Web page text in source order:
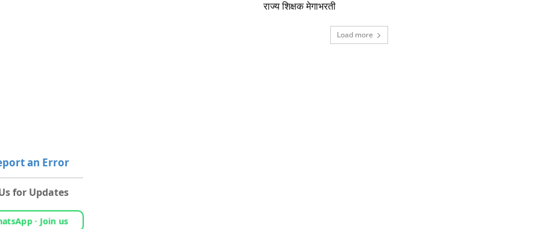
an Error
for Updates
· Join us
राज्य शिक्षक मेगाभरती
Load more